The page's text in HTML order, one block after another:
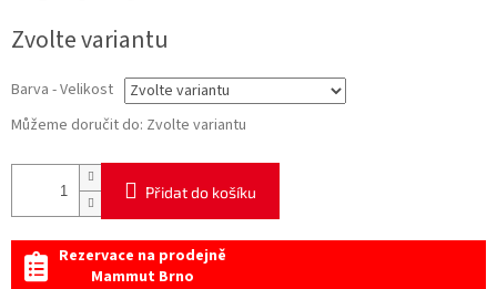
cena:
Zvolte variantu
Barva - Velikost
Můžeme doručit do: Zvolte variantu
Přidat do košíku
Rezervace na prodejně
Mammut Brno